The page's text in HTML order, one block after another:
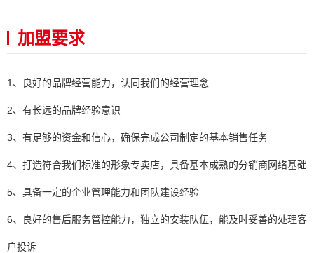
加盟要求
1、良好的品牌经营能力，认同我们的经营理念
2、有长远的品牌经验意识
3、有足够的资金和信心，确保完成公司制定的基本销售任务
4、打造符合我们标准的形象专卖店，具备基本成熟的分销商网络基础
5、具备一定的企业管理能力和团队建设经验
6、良好的售后服务管控能力，独立的安装队伍，能及时妥善的处理客
户投诉